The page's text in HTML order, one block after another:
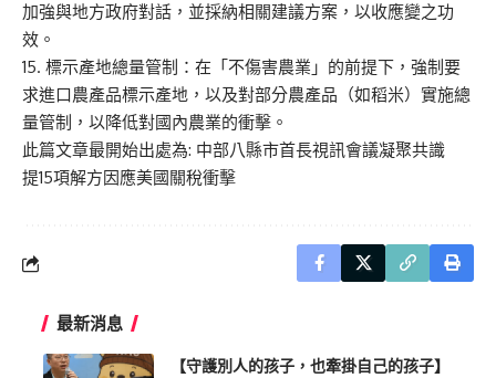
加強與地方政府對話，並採納相關建議方案，以收應變之功
效。
15. 標示產地總量管制：在「不傷害農業」的前提下，強制要
求進口農產品標示產地，以及對部分農產品（如稻米）實施總
量管制，以降低對國內農業的衝擊。
此篇文章最開始出處為: 中部八縣市首長視訊會議凝聚共識
提15項解方因應美國關稅衝擊
最新消息
【守護別人的孩子，也牽掛自己的孩子】